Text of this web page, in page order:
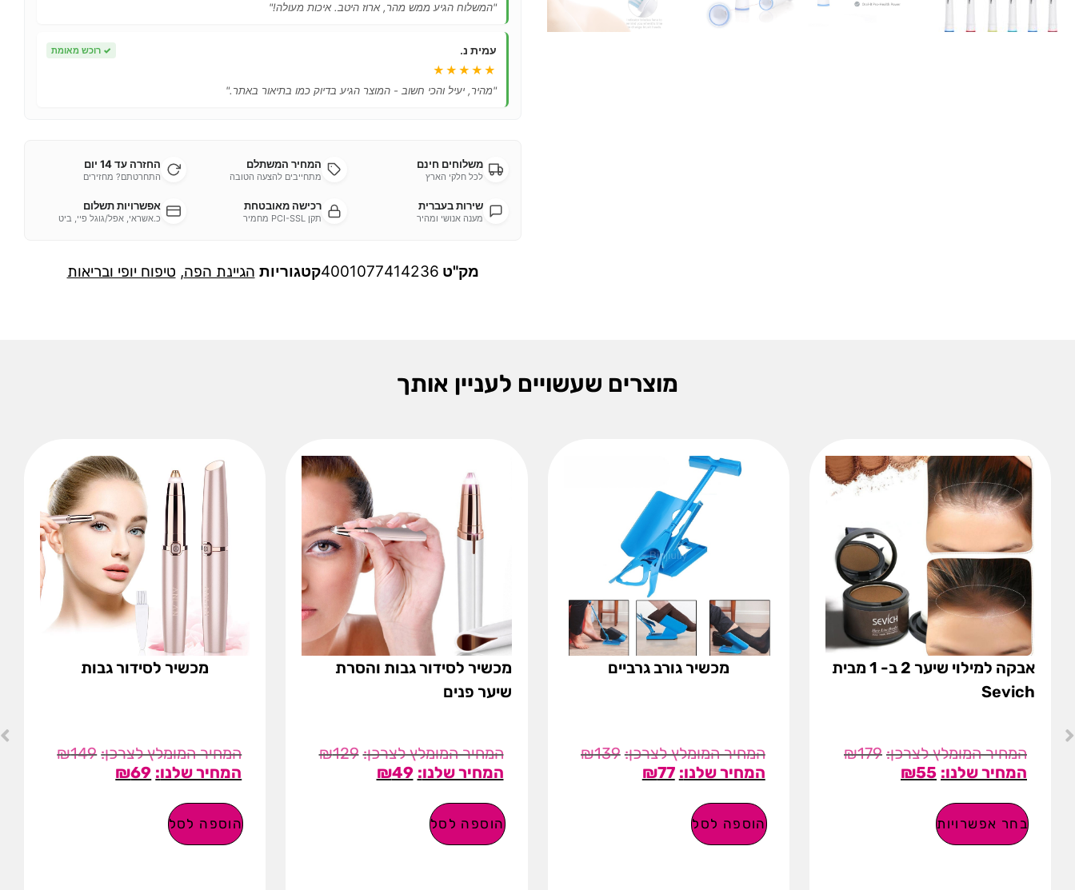
"המשלוח הגיע ממש מהר, ארוז היטב. איכות מעולה!"
עמית נ. ✓ רוכש מאומת
★★★★★
"מהיר, יעיל והכי חשוב - המוצר הגיע בדיוק כמו בתיאור באתר."
משלוחים חינם
לכל חלקי הארץ
המחיר המשתלם
מתחייבים להצעה הטובה
החזרה עד 14 יום
התחרטתם? מחזירים
שירות בעברית
מענה אנושי ומהיר
רכישה מאובטחת
תקן PCI-SSL מחמיר
אפשרויות תשלום
כ.אשראי, אפל/גוגל פיי, ביט
מק"ט 4001077414236קטגוריות הגיינת הפה, טיפוח יופי ובריאות
מוצרים שעשויים לעניין אותך
אבקה למילוי שיער 2 ב- 1 מבית
Sevich
₪179
₪55
בחר אפשרויות
מכשיר גורב גרביים
₪139
₪77
הוספה לסל
מכשיר לסידור גבות והסרת
שיער פנים
₪129
₪49
הוספה לסל
מכשיר לסידור גבות
₪149
₪69
הוספה לסל